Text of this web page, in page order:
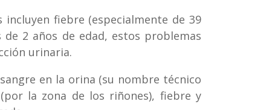
fiebre (especialmente de 39
2 años de edad, estos problemas
urinaria.
en la orina (su nombre técnico
la zona de los riñones), fiebre y